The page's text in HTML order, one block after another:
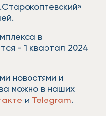
в
- 1 квартал 2024
новостями и
можно в наших
и Telegram.